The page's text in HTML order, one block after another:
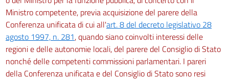
Ministro competente, previa acquisizione del parere della
Conferenza unificata di cui all'art. 8 del decreto legislativo 28
agosto 1997, n. 281, quando siano coinvolti interessi delle
regioni e delle autonomie locali, del parere del Consiglio di Stato
nonché delle competenti commissioni parlamentari. I pareri
della Conferenza unificata e del Consiglio di Stato sono resi